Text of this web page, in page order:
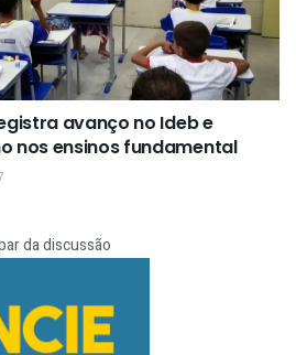
avanço no Ideb e
nos ensinos fundamental
da discussão